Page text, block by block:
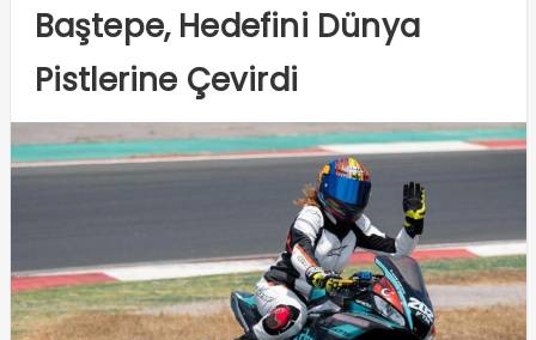
Baştepe, Hedefini Dünya
Pistlerine Çevirdi